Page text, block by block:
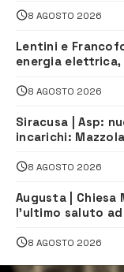
8 AGOSTO 2026
Lentini e
energia
8 AGOSTO 2026
Siracusa | Asp:
incarichi:
Servizio Legale
8 AGOSTO 2026
Augusta | Chiesa
l’ultimo saluto
8 AGOSTO 2026